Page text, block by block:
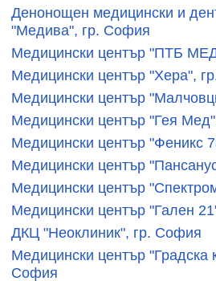
Денонощен медицински и
"Медива", гр. София
Медицински център "ПТБ
Медицински център "Хера",
Медицински център
Медицински център "Гея
Медицински център "Феникс
Медицински център
Медицински център
Медицински център "Гален
ДКЦ "Неоклиник", гр. София
Медицински център "Градска
София